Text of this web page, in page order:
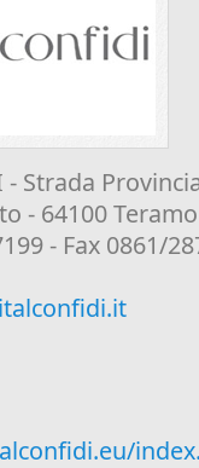
- Strada
- 64100 Teramo
- Fax 0861/